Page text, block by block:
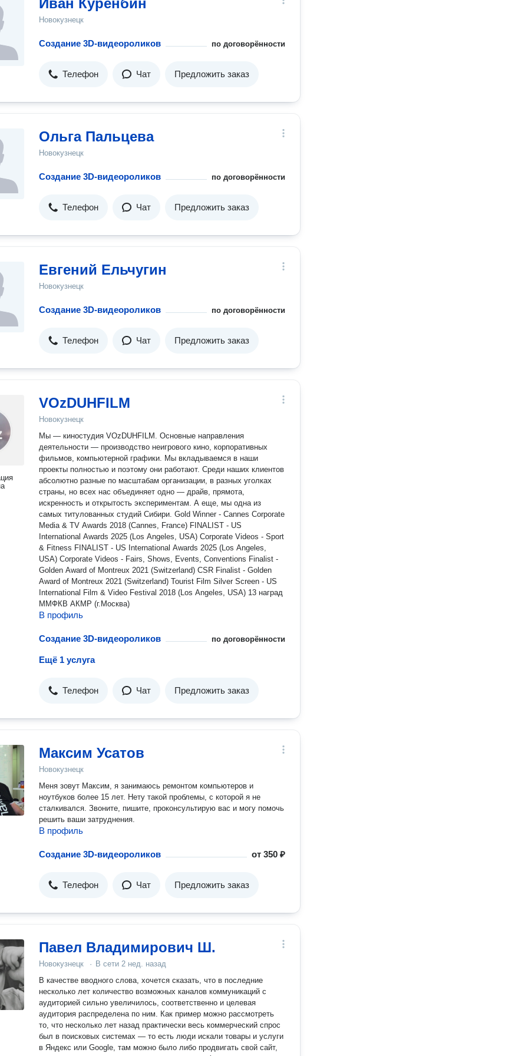
Иван Куренбин
Новокузнецк
Создание 3D-видеороликов по договорённости
Телефон Чат Предложить заказ
Ольга Пальцева
Новокузнецк
Создание 3D-видеороликов по договорённости
Телефон Чат Предложить заказ
Евгений Ельчугин
Новокузнецк
Создание 3D-видеороликов по договорённости
Телефон Чат Предложить заказ
VOzDUHFILM
Новокузнецк
Мы — киностудия VOzDUHFILM. Основные направления
деятельности — производство неигрового кино, корпоративных
фильмов, компьютерной графики. Мы вкладываемся в наши
проекты полностью и поэтому они работают. Среди наших клиентов
абсолютно разные по масштабам организации, в разных уголках
страны, но всех нас объединяет одно — драйв, прямота,
искренность и открытость экспериментам. А еще, мы одна из
самых титулованных студий Сибири. Gold Winner - Cannes Corporate
Media & TV Awards 2018 (Cannes, France) FINALIST - US
International Awards 2025 (Los Angeles, USA) Corporate Videos - Sport
& Fitness FINALIST - US International Awards 2025 (Los Angeles,
USA) Corporate Videos - Fairs, Shows, Events, Conventions Finalist -
Golden Award of Montreux 2021 (Switzerland) CSR Finalist - Golden
Award of Montreux 2021 (Switzerland) Tourist Film Silver Screen - US
International Film & Video Festival 2018 (Los Angeles, USA) 13 наград
ММФКВ АКМР (г.Москва)
В профиль
Создание 3D-видеороликов по договорённости
Ещё 1 услуга
Телефон Чат Предложить заказ
Максим Усатов
Новокузнецк
Меня зовут Максим, я занимаюсь ремонтом компьютеров и
ноутбуков более 15 лет. Нету такой проблемы, с которой я не
сталкивался. Звоните, пишите, проконсультирую вас и могу помочь
решить ваши затруднения.
В профиль
Создание 3D-видеороликов от350 ₽
Телефон Чат Предложить заказ
Павел Владимирович Ш.
Новокузнецк · В сети 2 нед. назад
В качестве вводного слова, хочется сказать, что в последние
несколько лет количество возможных каналов коммуникаций с
аудиторией сильно увеличилось, соответственно и целевая
аудитория распределена по ним. Как пример можно рассмотреть
то, что несколько лет назад практически весь коммерческий спрос
был в поисковых системах — то есть люди искали товары и услуги
в Яндекс или Google, там можно было либо продвигать свой сайт,